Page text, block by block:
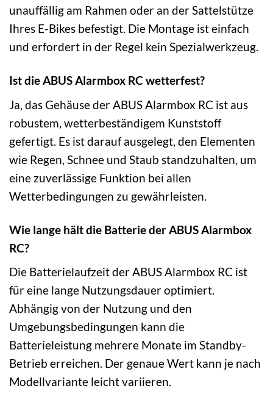
unauffällig am Rahmen oder an der Sattelstütze
Ihres E-Bikes befestigt. Die Montage ist einfach
und erfordert in der Regel kein Spezialwerkzeug.
Ist die ABUS Alarmbox RC wetterfest?
Ja, das Gehäuse der ABUS Alarmbox RC ist aus
robustem, wetterbeständigem Kunststoff
gefertigt. Es ist darauf ausgelegt, den Elementen
wie Regen, Schnee und Staub standzuhalten, um
eine zuverlässige Funktion bei allen
Wetterbedingungen zu gewährleisten.
Wie lange hält die Batterie der ABUS Alarmbox
RC?
Die Batterielaufzeit der ABUS Alarmbox RC ist
für eine lange Nutzungsdauer optimiert.
Abhängig von der Nutzung und den
Umgebungsbedingungen kann die
Batterieleistung mehrere Monate im Standby-
Betrieb erreichen. Der genaue Wert kann je nach
Modellvariante leicht variieren.